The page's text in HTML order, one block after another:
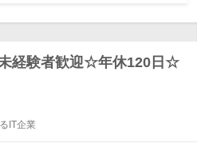
未経験者歓迎☆年休120日☆
IT企業